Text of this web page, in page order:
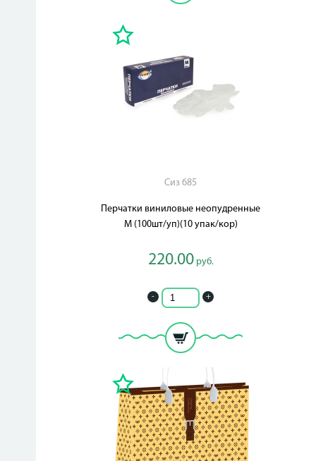
Сиз 685
Перчатки виниловые неопудренные
М (100шт/уп)(10 упак/кор)
220.00руб.
- +